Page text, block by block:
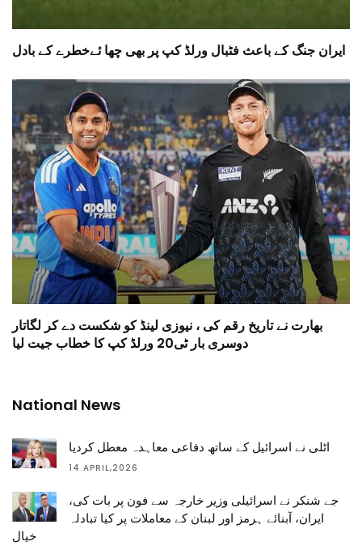
ایران جنگ کے باعث فٹبال ورلڈ کپ پر بھی چھا ئےخطرے کے بادل
بھارت نے تاریخ رقم کی ، نیوزی لینڈ کو شکست دے کر لگاتار
دوسری بار ٹی20 ورلڈ کپ کا خطاب جیت لیا
National News
اٹلی نے اسرائیل کے ساتھ دفاعی معاہدہ معطل کردیا
14 APRIL,2026
جے شنکر نے اسرائیلی وزیر خارجہ سے فون پر بات کی،
ایران، آبنائے ہرمز اور لبنان کے معاملات پر کیا تبادلہ
خیال